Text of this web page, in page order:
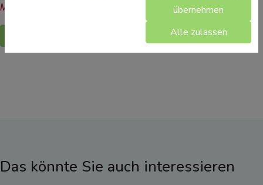
Mehr allgemeine Gesundheitsinformationen finden Sie hier.
Das könnte Sie auch interessieren
übernehmen
Alle zulassen